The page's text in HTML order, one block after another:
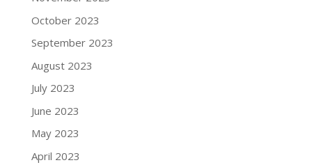
October 2023
September 2023
August 2023
July 2023
June 2023
May 2023
April 2023